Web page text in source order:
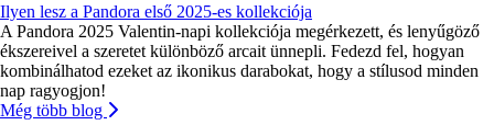
Ilyen lesz a Pandora első 2025-es kollekciója
A Pandora 2025 Valentin-napi kollekciója megérkezett, és lenyűgöző
ékszereivel a szeretet különböző arcait ünnepli. Fedezd fel, hogyan
kombinálhatod ezeket az ikonikus darabokat, hogy a stílusod minden
nap ragyogjon!
Még több blog